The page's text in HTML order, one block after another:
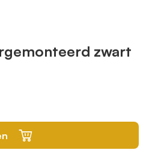
zwart